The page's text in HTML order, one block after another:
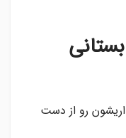
رو از دست